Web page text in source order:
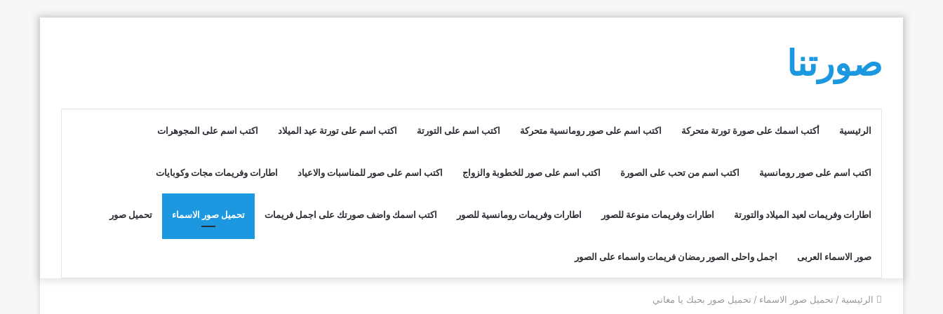
صورتنا
الرئيسية أكتب اسمك على صورة تورتة متحركة اكتب اسم على صور رومانسية متحركة اكتب اسم على التورتة اكتب اسم على تورتة عيد الميلاد اكتب اسم على المجوهرات
اكتب اسم على صور رومانسية اكتب اسم من تحب على الصورة اكتب اسم على صور للخطوبة والزواج اكتب اسم على صور للمناسبات والاعياد اطارات وفريمات مجات وكوبايات
اطارات وفريمات لعيد الميلاد والتورتة اطارات وفريمات منوعة للصور اطارات وفريمات رومانسية للصور اكتب اسمك واضف صورتك على اجمل فريمات تحميل صور الاسماء تحميل صور
صور الاسماء العربى اجمل واحلى الصور رمضان فريمات واسماء على الصور
الرئيسية / تحميل صور الاسماء / تحميل صور بحبك يا مغاني